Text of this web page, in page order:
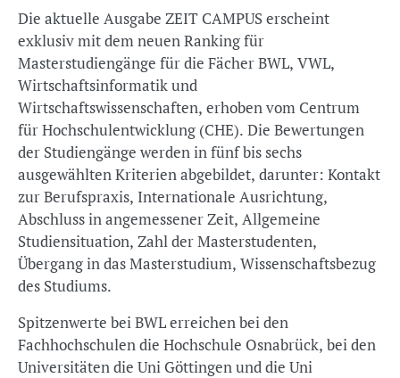
Die aktuelle Ausgabe ZEIT CAMPUS erscheint
exklusiv mit dem neuen Ranking für
Masterstudiengänge für die Fächer BWL, VWL,
Wirtschaftsinformatik und
Wirtschaftswissenschaften, erhoben vom Centrum
für Hochschulentwicklung (CHE). Die Bewertungen
der Studiengänge werden in fünf bis sechs
ausgewählten Kriterien abgebildet, darunter: Kontakt
zur Berufspraxis, Internationale Ausrichtung,
Abschluss in angemessener Zeit, Allgemeine
Studiensituation, Zahl der Masterstudenten,
Übergang in das Masterstudium, Wissenschaftsbezug
des Studiums.
Spitzenwerte bei BWL erreichen bei den
Fachhochschulen die Hochschule Osnabrück, bei den
Universitäten die Uni Göttingen und die Uni